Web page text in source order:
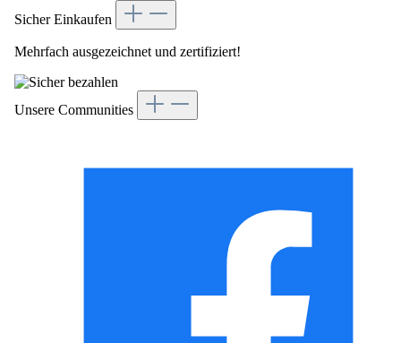
Sicher Einkaufen
Mehrfach ausgezeichnet und zertifiziert!
Unsere Communities